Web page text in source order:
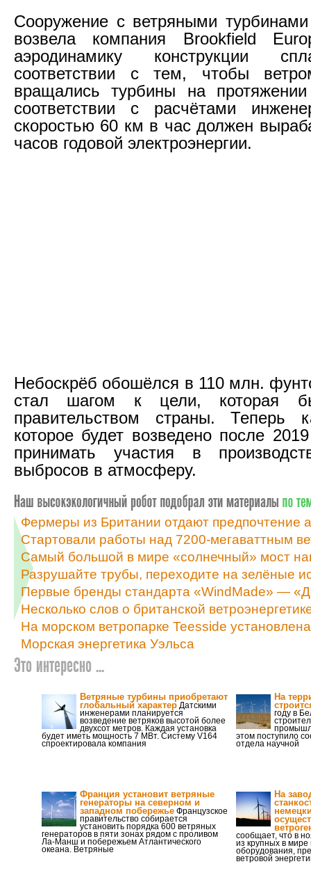
Сооружение с ветряными
возвела компания Brookfield
аэродинамику конструкции
соответствии с тем, чтобы
вращались турбины на
соответствии с расчётами
скоростью 60 км в час должен
часов годовой электроэнергии.
Небоскрёб обошёлся в 110 млн.
стал шагом к цели, которая
правительством страны. Теперь
которое будет возведено после
принимать участия в
выбросов в атмосферу.
Фермеры из Британии отдают предпочтение
Стартовали работы над 7200-мегаваттным
Самый большой в мире «солнечный» мост
Разрушайте трубы, переходите на зелёные
Первые бренды стандарта «WindMade» —
Несколько слов о британской
На морском ветропарке Teesside
Морская энергетика Уэльса
Это интересно ...
Ветряные турбины приобретают
глобальный характер Датскими
инженерами планируется
возведение ветряков высотой более
двухсот метров. Каждая установка
будет иметь мощность 7 МВт. Систему V164
спроектировала компания
На
году в
этом поступило
отдела научной
Франция установит ветряные
генераторы на северном и
западном побережье Французское
правительство собирается
установить порядка 600 ветряных
генераторов в пяти зонах рядом с проливом
Ла-Манш и побережьем Атлантического
океана. Ветряные
На
сообщает, что в
из крупных в мире
оборудования,
ветровой